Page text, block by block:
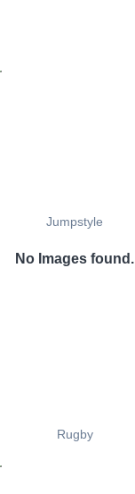
Jumpstyle
No Images found.
Rugby